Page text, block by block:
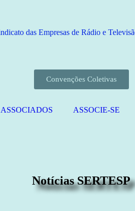
Convenções Coletivas
ASSOCIADOS ASSOCIE-SE
Notícias SERTESP